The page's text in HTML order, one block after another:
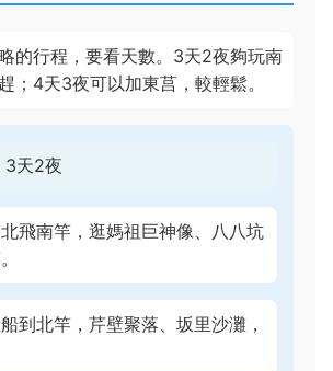
的行程，要看天數。3天2夜夠玩南
；4天3夜可以加東莒，較輕鬆。
3天2夜
飛南竿，逛媽祖巨神像、八八坑
到北竿，芹壁聚落、坂里沙灘，